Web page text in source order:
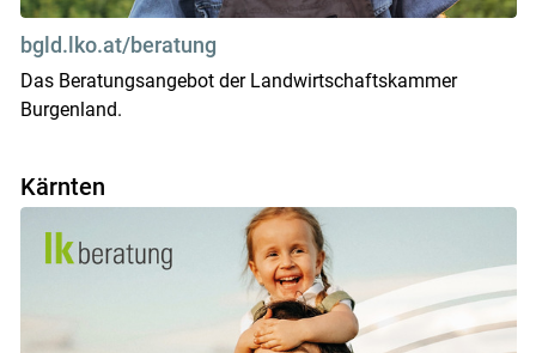
bgld.lko.at/beratung
Das Beratungsangebot der Landwirtschaftskammer
Burgenland.
Kärnten